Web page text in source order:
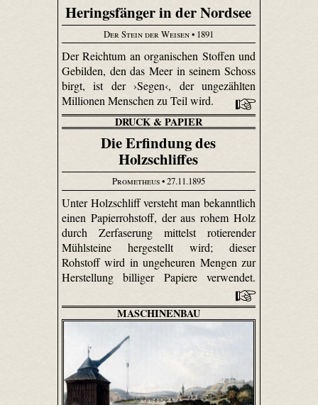
Heringsfänger in der Nordsee
Der Stein der Weisen• 1891
Der Reichtum an organischen Stoffen und
Gebilden, den das Meer in seinem Schoss
birgt, ist der ›Segen‹, der ungezählten
Millionen Menschen zu Teil wird.
DRUCK & PAPIER
Die Erfindung des
Holzschliffes
Prometheus• 27.11.1895
Unter Holzschliff versteht man bekanntlich
einen Papierrohstoff, der aus rohem Holz
durch Zerfaserung mittelst rotierender
Mühlsteine hergestellt wird; dieser
Rohstoff wird in ungeheuren Mengen zur
Herstellung billiger Papiere verwendet.
MASCHINENBAU